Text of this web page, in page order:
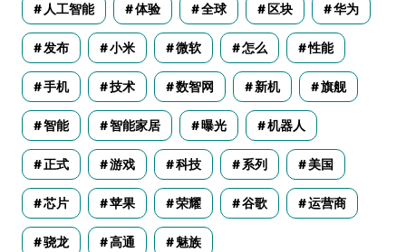
人工智能 体验 全球 区块 华为
发布 小米 微软 怎么 性能
手机 技术 数智网 新机 旗舰
智能 智能家居 曝光 机器人
正式 游戏 科技 系列 美国
芯片 苹果 荣耀 谷歌 运营商
骁龙 高通 魅族